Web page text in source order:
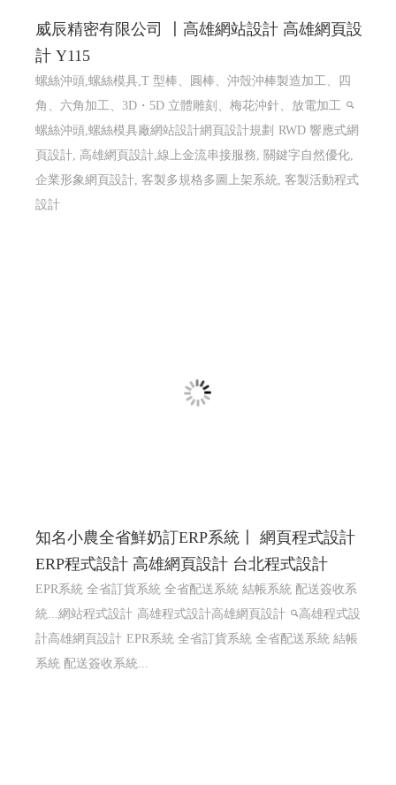
威辰精密有限公司 〡高雄網站設計 高雄網頁設
計 Y115
螺絲沖頭,螺絲模具,T 型棒、圓棒、沖殼沖棒製造加工、四
角、六角加工、3D・5D 立體雕刻、梅花沖針、放電加工
螺絲沖頭,螺絲模具廠網站設計網頁設計規劃 RWD 響應式網
頁設計, 高雄網頁設計,線上金流串接服務, 關鍵字自然優化,
企業形象網頁設計, 客製多規格多圖上架系統, 客製活動程式
設計
知名小農全省鮮奶訂ERP系統〡 網頁程式設計
ERP程式設計 高雄網頁設計 台北程式設計
EPR系統 全省訂貨系統 全省配送系統 結帳系統 配送簽收系
統...網站程式設計 高雄程式設計高雄網頁設計
高雄程式設
計高雄網頁設計 EPR系統 全省訂貨系統 全省配送系統 結帳
系統 配送簽收系統...